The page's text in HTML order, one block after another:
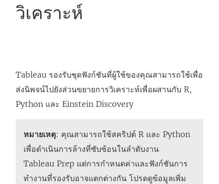
วิเคราะห์
Tableau รองรับชุดฟังก์ชันที่ผู้ใช้ของคุณสามารถใช้เพื่อ
ส่งนิพจน์ไปยังส่วนขยายการวิเคราะห์เพื่อผสานกับ R,
Python และ Einstein Discovery
หมายเหตุ: คุณสามารถใช้สคริปต์ R และ Python
เพื่อดำเนินการล้างที่ซับซ้อนในลำดับงาน
Tableau Prep แต่การกำหนดค่าและฟังก์ชันการ
ทำงานที่รองรับอาจแตกต่างกัน โปรดดูข้อมูลเพิ่ม